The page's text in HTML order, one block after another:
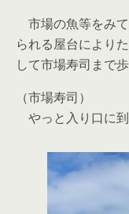
市場の魚等をみ
られる屋台により
して市場寿司まで歩
（市場寿司）
やっと入り口に到